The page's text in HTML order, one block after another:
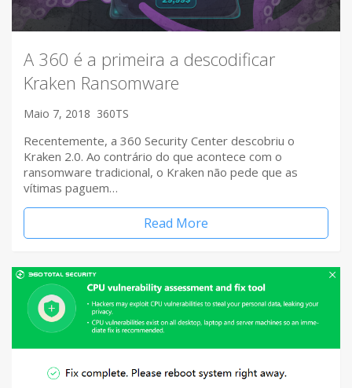
A 360 é a primeira a descodificar
Kraken Ransomware
Maio 7, 2018 360TS
Recentemente, a 360 Security Center descobriu o
Kraken 2.0. Ao contrário do que acontece com o
ransomware tradicional, o Kraken não pede que as
vítimas paguem…
Read More